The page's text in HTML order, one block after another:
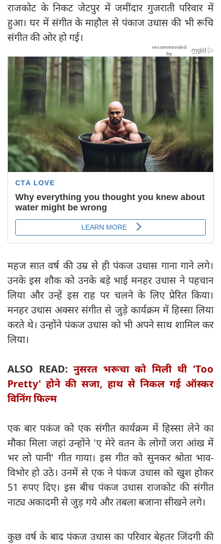
राजकोट के निकट जेटपुर में जमींदार गुजराती परिवार में
हुआ। घर में संगीत के माहौल से पंकाज उधास की भी रूचि
संगीत की ओर हो गई।
महज सात वर्ष की उम्र से ही पंकज उधास गाना गाने लगे।
उनके इस शौक को उनके बड़े भाई मनहर उधास ने पहचान
लिया और उन्हें इस राह पर चलने के लिए प्रेरित किया।
मनहर उधास अक्सर संगीत से जुड़े कार्यक्रम में हिस्सा लिया
करते थे। उन्होंने पंकज उधास को भी अपने साथ शामिल कर
लिया।
ALSO READ:नुसरत भरूचा को मिली थी 'Too
Pretty' होने की सजा, हाथ से निकल गई ऑस्कर
विनिंग फिल्म
एक बार पकंज को एक संगीत कार्यक्रम में हिस्सा लेने का
मौका मिला जहां उन्होंने 'ए मेरे वतन के लोगों जरा आंख में
भर लो पानी' गीत गाया। इस गीत को सुनकर श्रोता भाव-
विभोर हो उठे। उनमें से एक ने पंकज उधास को खुश होकर
51 रुपए दिए। इस बीच पंकज उधास राजकोट की संगीत
नाट्य अकादमी से जुड़ गये और तबला बजाना सीखने लगे।
कुछ वर्ष के बाद पंकज उधास का परिवार बेहतर जिंदगी की